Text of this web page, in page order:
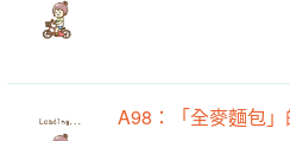
A98：「全麥麵包